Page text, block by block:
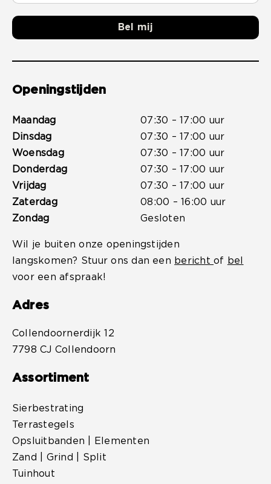
Bel mij
Openingstijden
Maandag
Dinsdag
Woensdag
Donderdag
Vrijdag
Zaterdag
Zondag
07:30 – 17:00 uur
07:30 – 17:00 uur
07:30 – 17:00 uur
07:30 – 17:00 uur
07:30 – 17:00 uur
08:00 – 16:00 uur
Gesloten
Wil je buiten onze openingstijden
langskomen? Stuur ons dan een berichtof
bel
voor een afspraak!
Adres
Collendoornerdijk 12
7798 CJ Collendoorn
Assortiment
Sierbestrating
Terrastegels
Opsluitbanden | Elementen
Zand | Grind | Split
Tuinhout